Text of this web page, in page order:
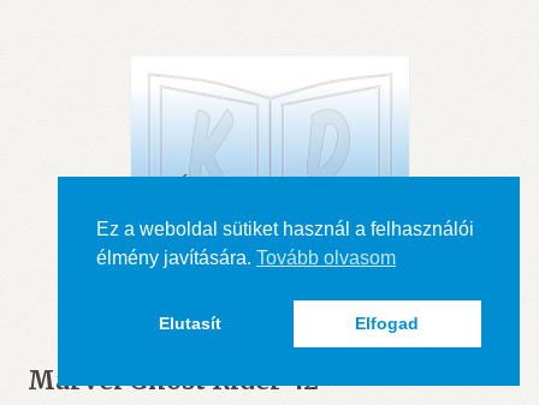
Marvel Ghost Rider 42
Ez a weboldal sütiket használ a felhasználói
élmény javítására. Tovább olvasom
Elutasít Elfogad